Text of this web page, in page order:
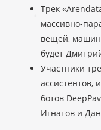
Трек
массивно-
вещей,
будет
Участники
ассистентов,
ботов
Игнатов и